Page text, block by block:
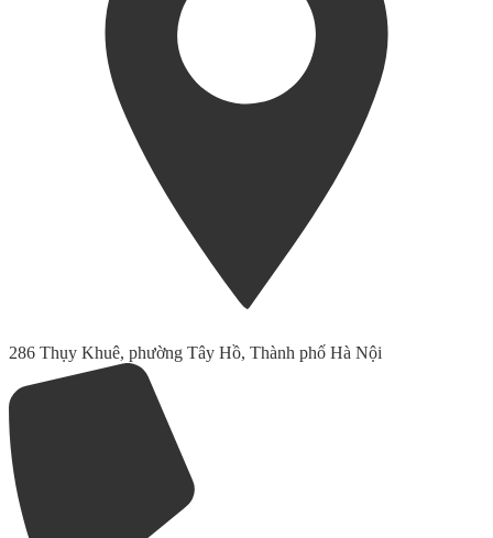
286 Thụy Khuê, phường Tây Hồ, Thành phố Hà Nội